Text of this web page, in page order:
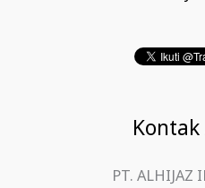
PT. ALHIJAZ